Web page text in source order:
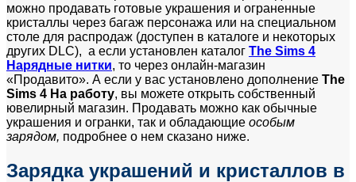
можно продавать готовые украшения и ограненные
кристаллы через багаж персонажа или на специальном
столе для распродаж (доступен в каталоге и некоторых
других DLC), а если установлен каталог The Sims 4
Нарядные нитки, то через онлайн-магазин
«Продавито». А если у вас установлено дополнение The
Sims 4 На работу, вы можете открыть собственный
ювелирный магазин. Продавать можно как обычные
украшения и огранки, так и обладающие особым
зарядом, подробнее о нем сказано ниже.
Зарядка украшений и кристаллов в